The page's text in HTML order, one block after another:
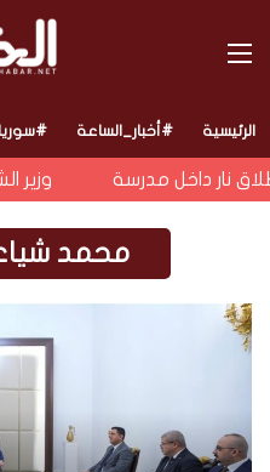
القائمة
الرئيسية #أخبار_الساعة #سوريا
وزير
محمد